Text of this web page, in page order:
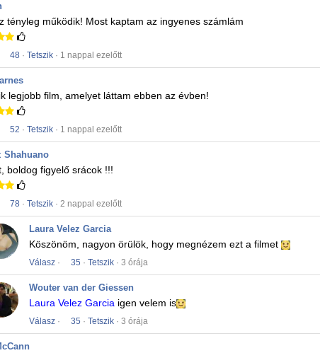
tényleg működik! Most kaptam az ingyenes számlám
48 · Tetszik · 1 nappal ezelőtt
legjobb film, amelyet láttam ebben az évben!
52 · Tetszik · 1 nappal ezelőtt
Shahuano
boldog figyelő srácok !!!
78 · Tetszik · 2 nappal ezelőtt
Laura Velez Garcia
Köszönöm, nagyon örülök, hogy megnézem ezt a filmet
Válasz · 35 · Tetszik · 3 órája
Wouter van der Giessen
Laura Velez Garcia igen velem is
Válasz · 35 · Tetszik · 3 órája